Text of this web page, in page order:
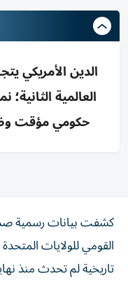
الدين الأمريكي
حكومي مؤقت
كشفت بيانات رسمية
القومي للولايات
تاريخية لم تحدث منذ